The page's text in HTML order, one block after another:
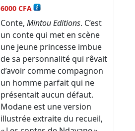
6000 CFA
Conte, Mintou Editions. C’est
un conte qui met en scène
une jeune princesse imbue
de sa personnalité qui rêvait
d’avoir comme compagnon
un homme parfait qui ne
présentait aucun défaut.
Modane est une version
illustrée extraite du recueil,